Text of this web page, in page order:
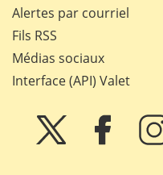
Alertes par courriel
Fils RSS
Médias sociaux
Interface (API) Valet